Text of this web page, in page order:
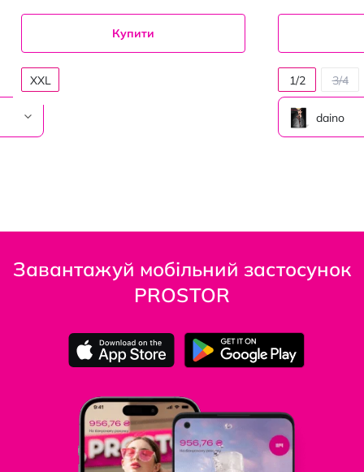
Купити
XXL
daino
1/2 3/4
Завантажуй мобільний застосунок
PROSTOR